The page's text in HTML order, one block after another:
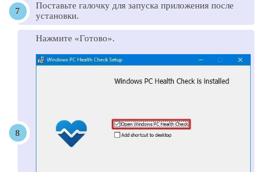
Поставьте галочку для запуска приложения после
установки.
Нажмите «Готово».